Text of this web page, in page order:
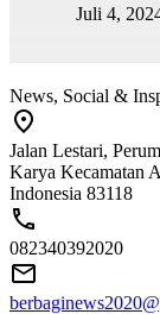
Juli 4,
News, Social &
Jalan Lestari,
Karya Kecamatan
Indonesia 83118
082340392020